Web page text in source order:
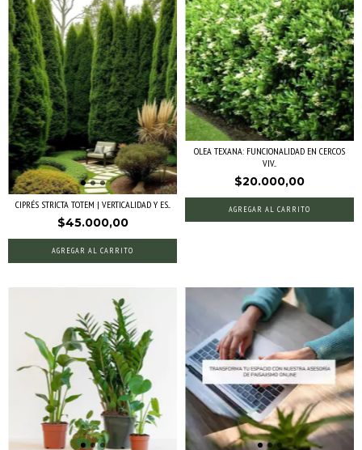
CIPRÉS STRICTA TOTEM | VERTICALIDAD Y ES...
$45.000,00
AGREGAR AL CARRITO
OLEA TEXANA: FUNCIONALIDAD EN CERCOS
VIV...
$20.000,00
AGREGAR AL CARRITO